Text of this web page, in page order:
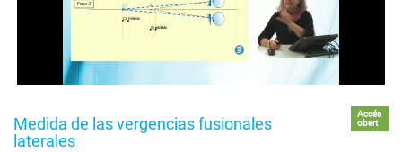
Medida de las vergencias fusionales
laterales
Accés
obert